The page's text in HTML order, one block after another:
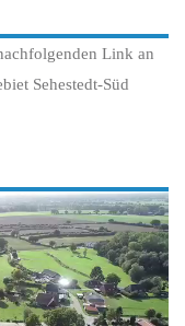
Link an
Sehestedt-Süd